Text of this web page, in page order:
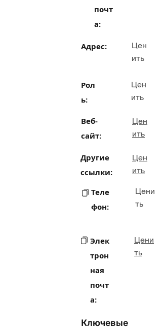
почт
а:
Адрес:
Цен
ить
Рол
ь:
Цен
ить
Веб-
сайт:
Цен
ить
Другие
ссылки:
Цен
ить
Теле
фон:
Цени
ть
Элек
трон
ная
почт
а:
Цени
ть
Ключевые